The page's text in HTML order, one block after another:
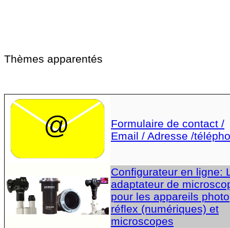
Thèmes apparentés
Formulaire de contact /
Email / Adresse /
Configurateur en ligne:
adaptateur de
pour les appareils photo
réflex (numériques) et
microscopes